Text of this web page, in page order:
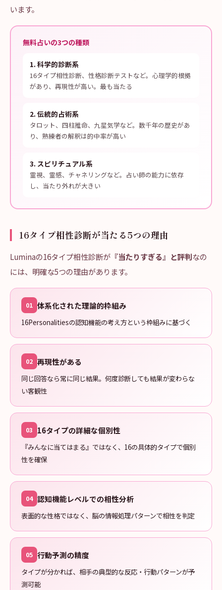
います。
無料占いの3つの種類
1. 科学的診断系
16タイプ相性診断、性格診断テストなど。心理学的根拠
があり、再現性が高い。最も当たる
2. 伝統的占術系
タロット、四柱推命、九星気学など。数千年の歴史があ
り、熟練者の解釈は的中率が高い
3. スピリチュアル系
霊視、霊感、チャネリングなど。占い師の能力に依存
し、当たり外れが大きい
16タイプ相性診断が当たる5つの理由
Luminaの16タイプ相性診断が 『当たりすぎる』と評判なの
には、明確な5つの理由があります。
01 体系化された理論的枠組み
16Personalitiesの認知機能の考え方という枠組みに基づく
02 再現性がある
同じ回答なら常に同じ結果。何度診断しても結果が変わらな
い客観性
03 16タイプの詳細な個別性
『みんなに当てはまる』ではなく、16の具体的タイプで個別
性を確保
04 認知機能レベルでの相性分析
表面的な性格ではなく、脳の情報処理パターンで相性を判定
05 行動予測の精度
タイプが分かれば、相手の典型的な反応・行動パターンが予
測可能